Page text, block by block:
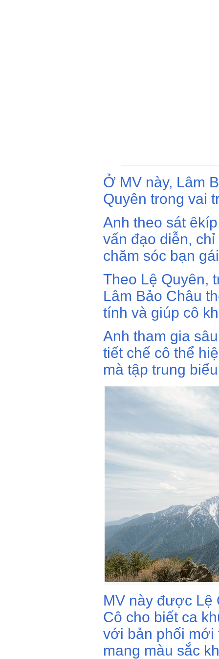
Ở MV này, Lâm
Quyên trong vai
Anh theo sát
vấn đạo diễn,
chăm sóc bạn
Theo Lệ Quyên,
Lâm Bảo Châu
tính và giúp cô
Anh tham gia
tiết chế cô thể
mà tập trung
MV này được Lệ
Cô cho biết ca
với bản phối
mang màu sắc